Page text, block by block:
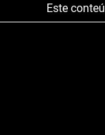
Este